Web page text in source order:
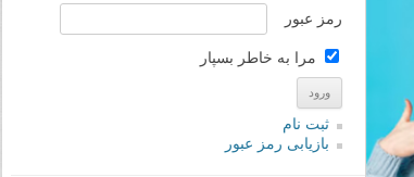
رمز عبور
مرا به خاطر بسپار
ثبت نام
بازیابی رمز عبور